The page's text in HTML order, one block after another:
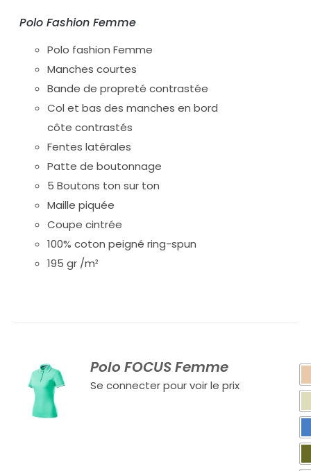
Polo Fashion Femme
Polo fashion Femme
Manches courtes
Bande de propreté contrastée
Col et bas des manches en bord
côte contrastés
Fentes latérales
Patte de boutonnage
5 Boutons ton sur ton
Maille piquée
Coupe cintrée
100% coton peigné ring-spun
195 gr /m²
Polo FOCUS Femme
Se connecter pour voir le prix